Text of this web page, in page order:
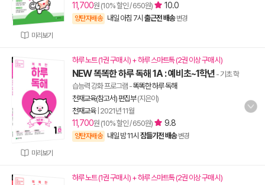
미리보기
11,700원 (10% 할인 / 650원) 10.0
양탄자배송 내일 아침 7시 출근전 배송 변경
미리보기
하루 노트 (1권 구매 시) + 하루 스마트톡 (2권 이상 구매 시)
NEW 똑똑한 하루 독해 1A : 예비초~1학년 - 기초 학
습능력 강화 프로그램 -똑똑한 하루 독해
천재교육(참고서) 편집부(지은이)
천재교육| 2021년 11월
11,700원 (10% 할인 / 650원) 9.8
양탄자배송 내일 밤 11시 잠들기전 배송 변경
하루 노트 (1권 구매 시) + 하루 스마트톡 (2권 이상 구매 시)